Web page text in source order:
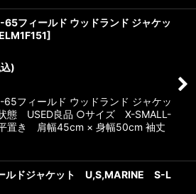
65フィールド ウッドランド ジャケッ
]
)
65フィールド ウッドランド ジャケッ
態 USED良品 ○サイズ X-SMALL-
置き 肩幅45cm × 身幅50cm 袖丈
ルドジャケット U,S,MARINE S-L